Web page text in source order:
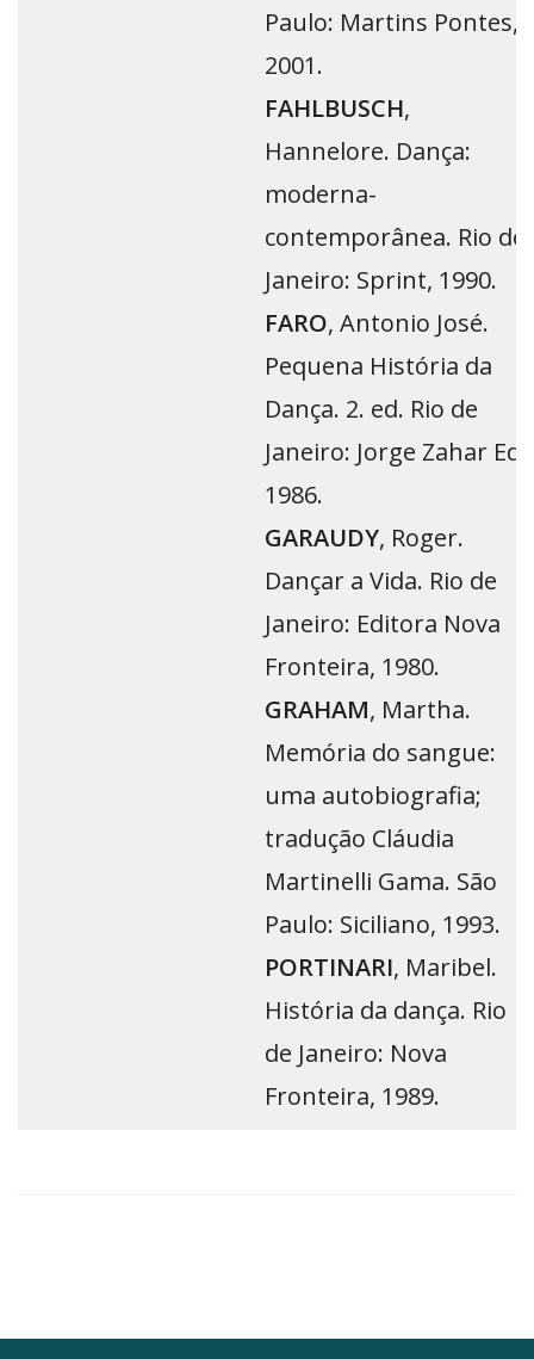
Paulo: Martins Pontes,
2001.
FAHLBUSCH,
Hannelore. Dança:
moderna-
contemporânea. Rio de
Janeiro: Sprint, 1990.
FARO, Antonio José.
Pequena História da
Dança. 2. ed. Rio de
Janeiro: Jorge Zahar Ed.,
1986.
GARAUDY, Roger.
Dançar a Vida. Rio de
Janeiro: Editora Nova
Fronteira, 1980.
GRAHAM, Martha.
Memória do sangue:
uma autobiografia;
tradução Cláudia
Martinelli Gama. São
Paulo: Siciliano, 1993.
PORTINARI, Maribel.
História da dança. Rio
de Janeiro: Nova
Fronteira, 1989.